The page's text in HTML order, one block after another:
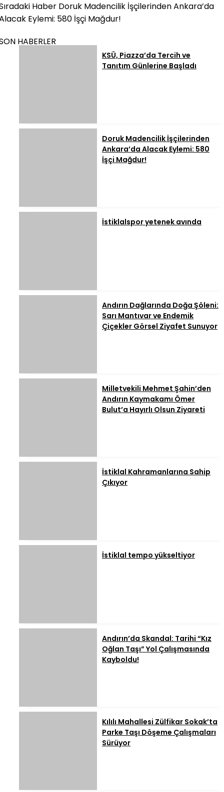
Haber Doruk Madencilik İşçilerinden Ankara’da
Eylemi: 580 İşçi Mağdur!
HABERLER
KSÜ, Piazza’da Tercih ve
Tanıtım Günlerine Başladı
Doruk Madencilik İşçilerinden
Ankara’da Alacak Eylemi: 580
İşçi Mağdur!
İstiklalspor yetenek avında
Andırın Dağlarında Doğa Şöleni:
Sarı Mantıvar ve Endemik
Çiçekler Görsel Ziyafet Sunuyor
Milletvekili Mehmet Şahin’den
Andırın Kaymakamı Ömer
Bulut’a Hayırlı Olsun Ziyareti
İstiklal Kahramanlarına Sahip
Çıkıyor
İstiklal tempo yükseltiyor
Andırın’da Skandal: Tarihi “Kız
Oğlan Taşı” Yol Çalışmasında
Kayboldu!
Kılılı Mahallesi Zülfikar Sokak’ta
Parke Taşı Döşeme Çalışmaları
Sürüyor